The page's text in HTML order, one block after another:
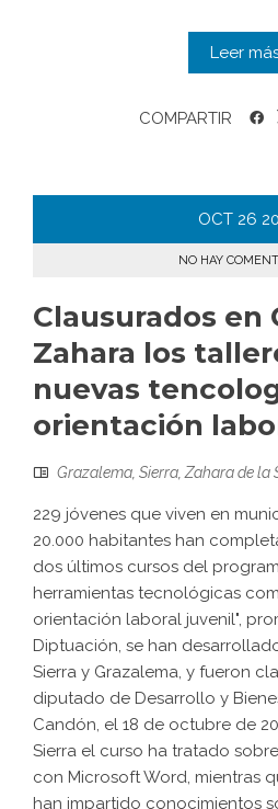
Leer
COMPARTIR
OCT 26
NO HAY
Clausurados en
Zahara los
nuevas
orientación
Grazalema, Sierra,Zahara de la
229 jóvenes que viven en
20.000 habitantes han
dos últimos cursos del
herramientas tecnológicas
orientación laboral juvenil",
Diptuación, se han
Sierra y Grazalema, y fueron
diputado de Desarrollo y
Candón, el 18 de octubre de
Sierra el curso ha tratado
con Microsoft Word, mientras
han impartido conocimientos